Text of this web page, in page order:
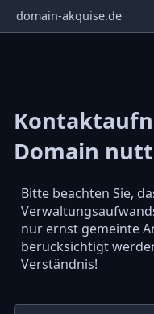
domain-akquise.de
Domain
Bitte beachten Sie,
nur ernst gemeinte
berücksichtigt
Verständnis!